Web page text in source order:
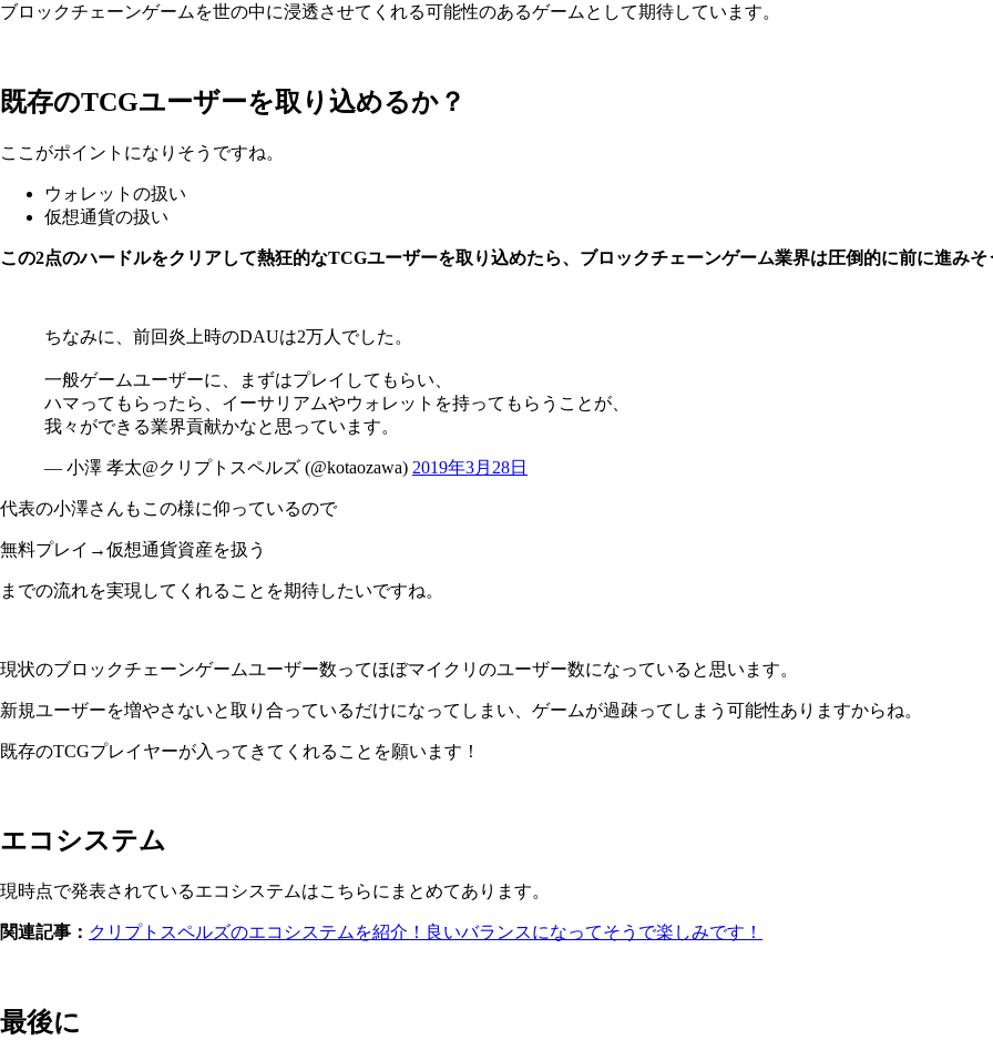
ブロックチェーンゲームを世の中に浸透させてくれる可能性のあるゲームとして期待しています。
既存のTCGユーザーを取り込めるか？
ここがポイントになりそうですね。
ウォレットの扱い
仮想通貨の扱い
この2点のハードルをクリアして熱狂的なTCGユーザーを取り込めたら、ブロックチェーンゲーム業界は圧倒的に前に進みそ
ちなみに、前回炎上時のDAUは2万人でした。
一般ゲームユーザーに、まずはプレイしてもらい、
ハマってもらったら、イーサリアムやウォレットを持ってもらうことが、
我々ができる業界貢献かなと思っています。
— 小澤 孝太@クリプトスペルズ (@kotaozawa) 2019年3月28日
代表の小澤さんもこの様に仰っているので
無料プレイ→仮想通貨資産を扱う
までの流れを実現してくれることを期待したいですね。
現状のブロックチェーンゲームユーザー数ってほぼマイクリのユーザー数になっていると思います。
新規ユーザーを増やさないと取り合っているだけになってしまい、ゲームが過疎ってしまう可能性ありますからね。
既存のTCGプレイヤーが入ってきてくれることを願います！
エコシステム
現時点で発表されているエコシステムはこちらにまとめてあります。
関連記事： クリプトスペルズのエコシステムを紹介！良いバランスになってそうで楽しみです！
最後に